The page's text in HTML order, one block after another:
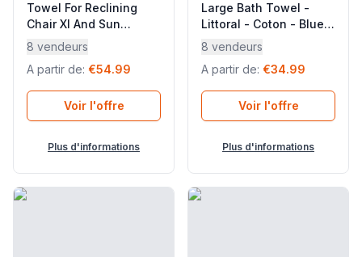
Towel For Reclining
Chair Xl And Sun
Lounger - Littoral -
Lafuma Mobilier
8 vendeurs
A partir de: €54.99
Voir l'offre
Plus d'informations
Large Bath Towel -
Littoral - Coton - Blue
Iroise - Lafuma
8 vendeurs
A partir de: €34.99
Voir l'offre
Plus d'informations